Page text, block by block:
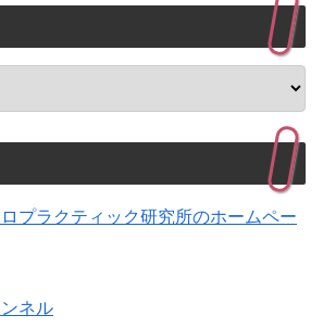
プラクティック研究所のホームペー
ネル